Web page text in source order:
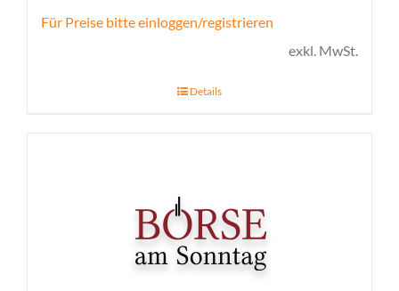
Für Preise bitte einloggen/registrieren
exkl. MwSt.
Details